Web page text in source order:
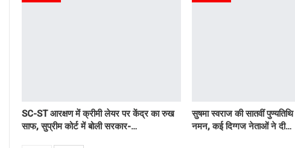
SC-ST आरक्षण में क्रीमी लेयर पर केंद्र का रुख
साफ, सुप्रीम कोर्ट में बोली सरकार-…
सुषमा स्वराज की सातवीं
नमन, कई दिग्गज नेताओं ने दी…